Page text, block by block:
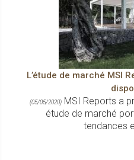
L’étude de marché MSI
(05/05/2020) MSI Reports a
étude de marché
tendances